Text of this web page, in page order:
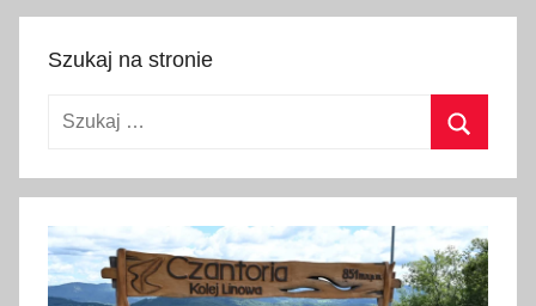
1
m
2
2
6
Szukaj na stronie
Szukaj: